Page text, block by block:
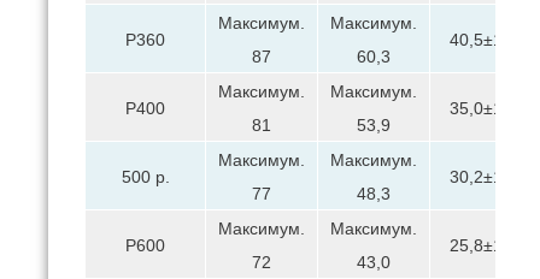
P360
Максимум.
87
Максимум.
60,3
40,5±1,5
P400
Максимум.
81
Максимум.
53,9
35,0±1,5
500 р.
Максимум.
77
Максимум.
48,3
30,2±1,5
P600
Максимум.
72
Максимум.
43,0
25,8±1,0